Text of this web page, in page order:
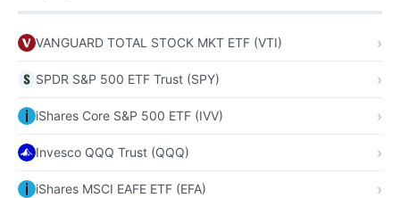
VANGUARD TOTAL STOCK MKT ETF (VTI)
SPDR S&P 500 ETF Trust (SPY)
iShares Core S&P 500 ETF (IVV)
Invesco QQQ Trust (QQQ)
iShares MSCI EAFE ETF (EFA)